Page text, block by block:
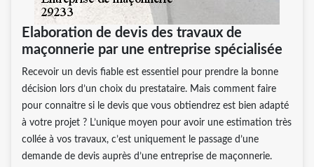
Elaboration de devis des travaux de
maçonnerie par une entreprise spécialisée
Recevoir un devis fiable est essentiel pour prendre la bonne
décision lors d’un choix du prestataire. Mais comment faire
pour connaitre si le devis que vous obtiendrez est bien adapté
à votre projet ? L’unique moyen pour avoir une estimation très
collée à vos travaux, c’est uniquement le passage d’une
demande de devis auprès d’une entreprise de maçonnerie.